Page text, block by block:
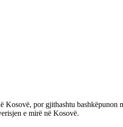
Kosovë, por gjithashtu
e mirë në Kosovë.